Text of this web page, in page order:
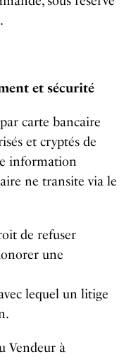
et sécurité
carte bancaire
et cryptés de
information
ne transite via le
de refuser
une
lequel un litige
Vendeur à